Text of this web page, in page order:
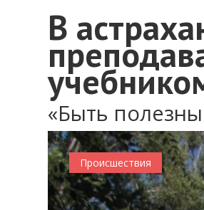
В
«Быть
Происшествия